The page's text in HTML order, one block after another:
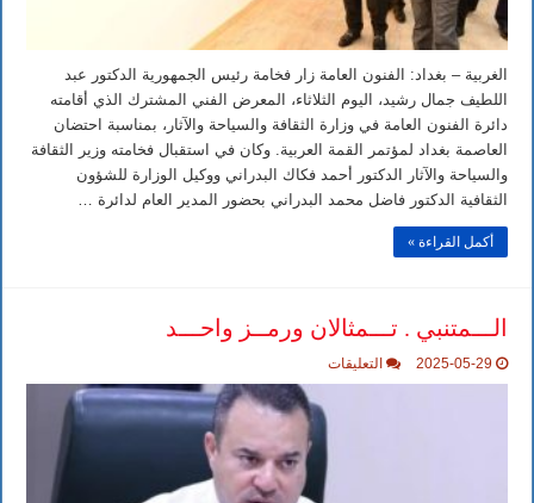
الغربية – بغداد: الفنون العامة زار فخامة رئيس الجمهورية الدكتور عبد
اللطيف جمال رشيد، اليوم الثلاثاء، المعرض الفني المشترك الذي أقامته
دائرة الفنون العامة في وزارة الثقافة والسياحة والآثار، بمناسبة احتضان
العاصمة بغداد لمؤتمر القمة العربية. وكان في استقبال فخامته وزير الثقافة
والسياحة والآثار الدكتور أحمد فكاك البدراني ووكيل الوزارة للشؤون
الثقافية الدكتور فاضل محمد البدراني بحضور المدير العام لدائرة …
أكمل القراءة »
الـــمتنبي . تـــمثالان ورمــز واحـــد
2025-05-29 التعليقات
تـــمثالان
ورمــز
واحـــد
مغلقة